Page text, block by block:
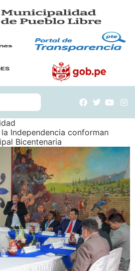
Independencia conforman
Bicentenaria